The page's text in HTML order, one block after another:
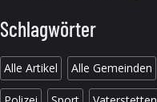
Schlagwörter
Alle Artikel Alle Gemeinden